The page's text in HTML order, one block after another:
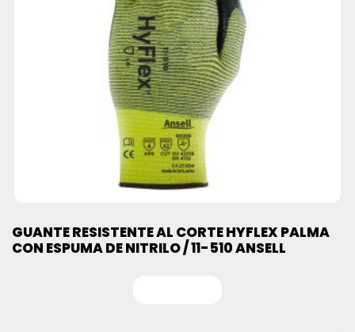
GUANTE RESISTENTE AL CORTE HYFLEX PALMA
CON ESPUMA DE NITRILO / 11-510 ANSELL